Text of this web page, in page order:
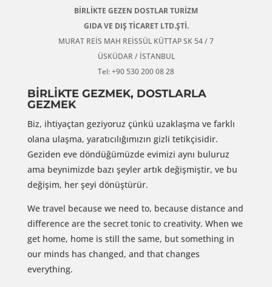
BİRLİKTE GEZEN DOSTLAR TURİZM
GIDA VE DIŞ TİCARET LTD.ŞTİ.
MURAT REİS MAH REİSSÜL KÜTTAP SK 54 / 7
ÜSKÜDAR / İSTANBUL
Tel: +90 530 200 08 28
BİRLİKTE GEZMEK, DOSTLARLA
GEZMEK
Biz, ihtiyaçtan geziyoruz çünkü uzaklaşma ve farklı
olana ulaşma, yaratıcılığımızın gizli tetikçisidir.
Geziden eve döndüğümüzde evimizi aynı buluruz
ama beynimizde bazı şeyler artık değişmiştir, ve bu
değişim, her şeyi dönüştürür.
We travel because we need to, because distance and
difference are the secret tonic to creativity. When we
get home, home is still the same, but something in
our minds has changed, and that changes
everything.